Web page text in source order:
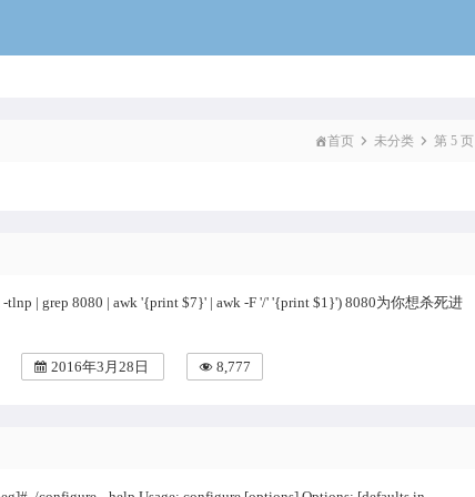
首页 未分类 第 5 页
tlnp | grep 8080 | awk '{print $7}' | awk -F '/' '{print $1}') 8080为你想杀死进
2016年3月28日 8,777